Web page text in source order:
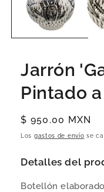
Jarrón
Pintado
Precio
habitual
$ 950.00 MXN
Los gastos de envío se
Detalles del
Botellón